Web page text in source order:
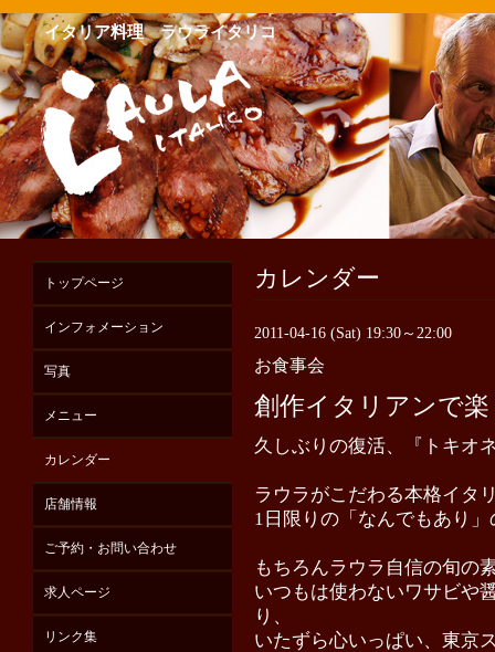
イタリア料理 ラウライタリコ
カレンダー
2011-04-16 (Sat) 19:30～22:00
お食事会
創作イタリアンで
久しぶりの復活、『トキオ
ラウラがこだわる本格イタ
1日限りの「なんでもあり
もちろんラウラ自信の旬の
いつもは使わないワサビや
り、
いたずら心いっぱい、東京
トップページ
インフォメーション
写真
メニュー
カレンダー
店舗情報
ご予約・お問い合わせ
求人ページ
リンク集